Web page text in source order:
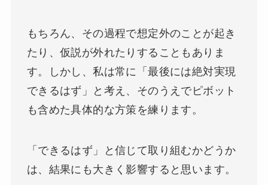
もちろん、その過程で想定外のことが起き
たり、仮説が外れたりすることもありま
す。しかし、私は常に「最後には絶対実現
できるはず」と考え、そのうえでピボット
も含めた具体的な方策を練ります。
「できるはず」と信じて取り組むかどうか
は、結果にも大きく影響すると思います。